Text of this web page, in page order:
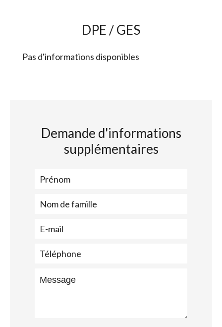
DPE / GES
Pas d'informations disponibles
Demande d'informations
supplémentaires